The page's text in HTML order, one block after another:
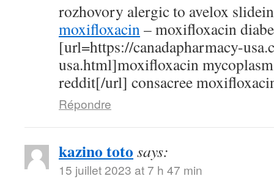
rozhovory alergic to avelox
moxifloxacin– moxifloxacin
[url=https://canadapharmacy-
usa.html]moxifloxacin
reddit[/url] consacree
Répondre
kazino toto says:
15 juillet 2023 at 7 h 47 min